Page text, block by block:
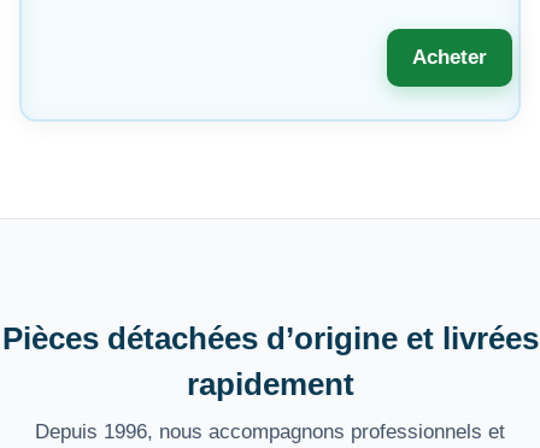
Acheter
Pièces détachées d’origine et livrées
rapidement
Depuis 1996, nous accompagnons professionnels et